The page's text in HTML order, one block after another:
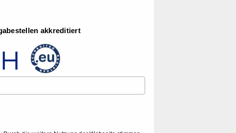
akkreditiert